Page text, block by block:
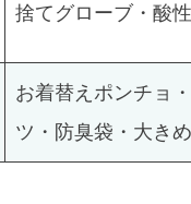
捨てグローブ・酸
お着替えポンチョ
ツ・防臭袋・大き